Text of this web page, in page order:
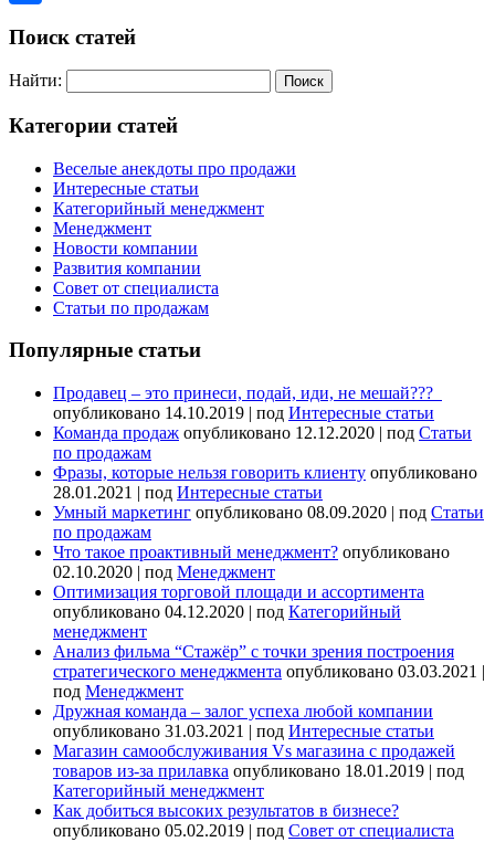
Поиск статей
Найти:
Категории статей
Веселые анекдоты про продажи
Интересные статьи
Категорийный менеджмент
Менеджмент
Новости компании
Развития компании
Совет от специалиста
Статьи по продажам
Популярные статьи
Продавец – это принеси, подай, иди, не мешай???
опубликовано 14.10.2019 | под Интересные статьи
Команда продаж опубликовано 12.12.2020 | под Статьи
по продажам
Фразы, которые нельзя говорить клиенту опубликовано
28.01.2021 | под Интересные статьи
Умный маркетинг опубликовано 08.09.2020 | под Статьи
по продажам
Что такое проактивный менеджмент? опубликовано
02.10.2020 | под Менеджмент
Оптимизация торговой площади и ассортимента
опубликовано 04.12.2020 | под Категорийный
менеджмент
Анализ фильма “Стажёр” с точки зрения построения
стратегического менеджмента опубликовано 03.03.2021 |
под Менеджмент
Дружная команда – залог успеха любой компании
опубликовано 31.03.2021 | под Интересные статьи
Магазин самообслуживания Vs магазина с продажей
товаров из-за прилавка опубликовано 18.01.2019 | под
Категорийный менеджмент
Как добиться высоких результатов в бизнесе?
опубликовано 05.02.2019 | под Совет от специалиста